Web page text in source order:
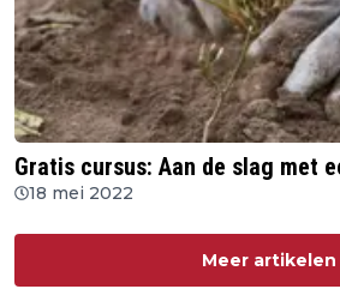
Gratis cursus: Aan de slag met
18 mei 2022
Meer artikelen